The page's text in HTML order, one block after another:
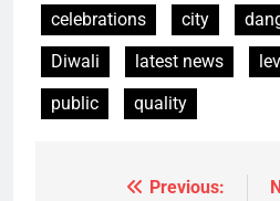
celebrations
city
Diwali
latest news
public
quality
Previous: